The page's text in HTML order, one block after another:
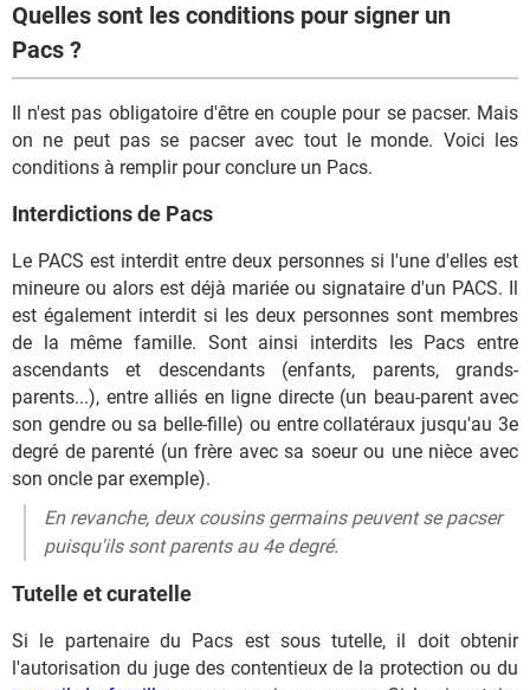
Quelles sont les conditions pour signer un
Pacs ?
Il n'est pas obligatoire d'être en couple pour se pacser. Mais
on ne peut pas se pacser avec tout le monde. Voici les
conditions à remplir pour conclure un Pacs.
Interdictions de Pacs
Le PACS est interdit entre deux personnes si l'une d'elles est
mineure ou alors est déjà mariée ou signataire d'un PACS. Il
est également interdit si les deux personnes sont membres
de la même famille. Sont ainsi interdits les Pacs entre
ascendants et descendants (enfants, parents, grands-
parents...), entre alliés en ligne directe (un beau-parent avec
son gendre ou sa belle-fille) ou entre collatéraux jusqu'au 3e
degré de parenté (un frère avec sa soeur ou une nièce avec
son oncle par exemple).
En revanche, deux cousins germains peuvent se pacser
puisqu'ils sont parents au 4e degré.
Tutelle et curatelle
Si le partenaire du Pacs est sous tutelle, il doit obtenir
l'autorisation du juge des contentieux de la protection ou du